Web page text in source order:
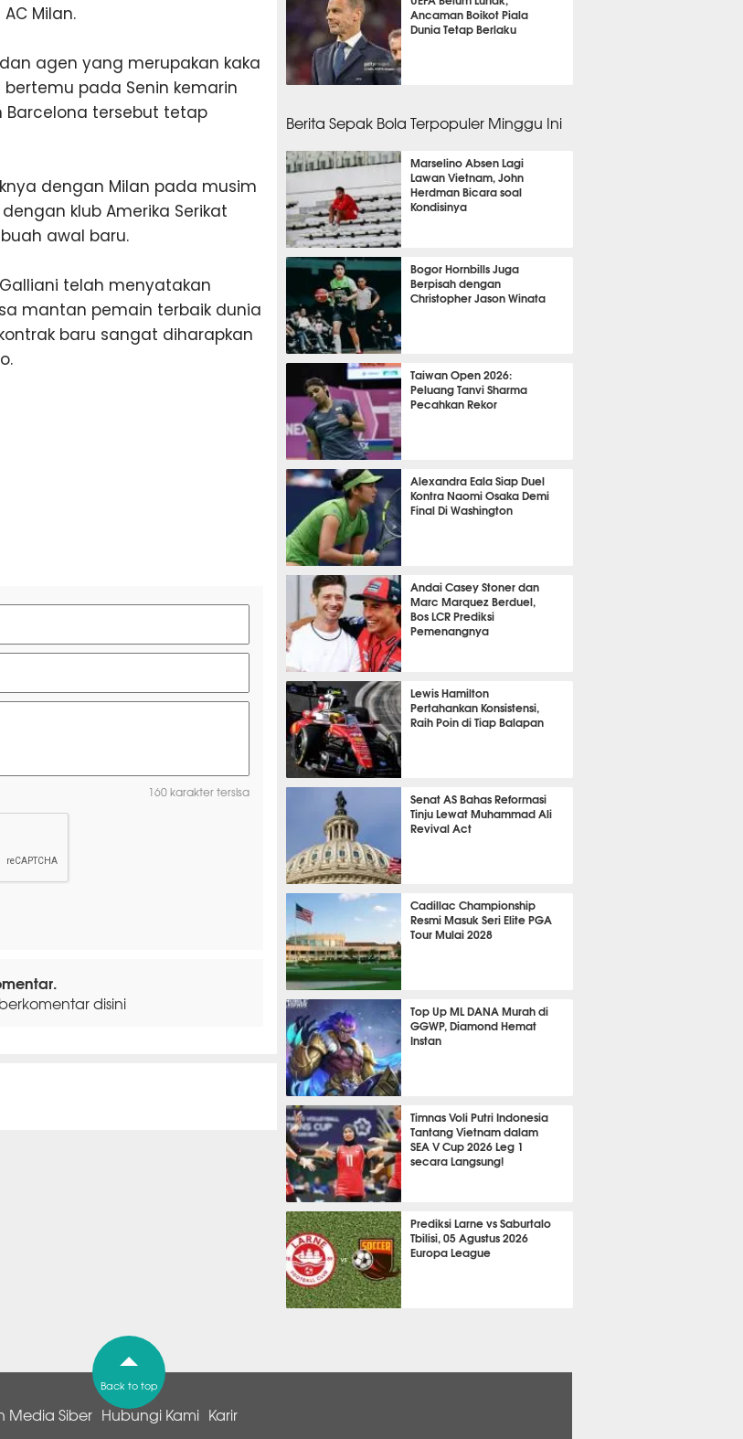
Milan.
agen yang merupakan kaka
bertemu pada Senin kemarin
tersebut tetap
dengan Milan pada musim
klub Amerika Serikat
awal baru.
telah menyatakan
mantan pemain terbaik dunia
baru sangat diharapkan
160 karakter tersisa
disini
Ancaman Boikot Piala
Dunia Tetap Berlaku
Berita Sepak Bola Terpopuler Minggu Ini
Marselino Absen Lagi
Lawan Vietnam, John
Herdman Bicara soal
Kondisinya
SEPAK BOLA
Bogor Hornbills Juga
Berpisah dengan
Christopher Jason Winata
BASKET
Taiwan Open 2026:
Peluang Tanvi Sharma
Pecahkan Rekor
BADMINTON
Alexandra Eala Siap Duel
Kontra Naomi Osaka Demi
Final Di Washington
TENIS
Andai Casey Stoner dan
Marc Marquez Berduel,
Bos LCR Prediksi
Pemenangnya
MOTOGP
Lewis Hamilton
Pertahankan Konsistensi,
Raih Poin di Tiap Balapan
F1
Senat AS Bahas Reformasi
Tinju Lewat Muhammad Ali
Revival Act
TINJU
Cadillac Championship
Resmi Masuk Seri Elite PGA
Tour Mulai 2028
GOLF
Top Up ML DANA Murah di
GGWP, Diamond Hemat
Instan
ESPORTS
Timnas Voli Putri Indonesia
Tantang Vietnam dalam
SEA V Cup 2026 Leg 1
secara Langsung!
OLAHRAGA LAIN
Prediksi Larne vs Saburtalo
Tbilisi, 05 Agustus 2026
Europa League
Back to top
Media Siber Hubungi Kami Karir